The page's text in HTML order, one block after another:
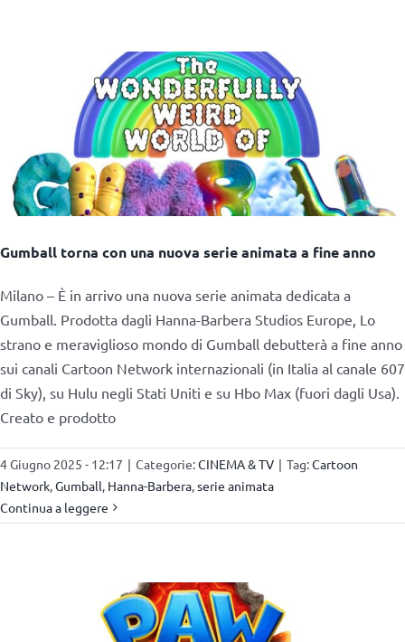
Gumball torna con una nuova serie animata a fine anno
Milano – È in arrivo una nuova serie animata dedicata a
Gumball. Prodotta dagli Hanna-Barbera Studios Europe, Lo
strano e meraviglioso mondo di Gumball debutterà a fine anno
sui canali Cartoon Network internazionali (in Italia al canale 607
di Sky), su Hulu negli Stati Uniti e su Hbo Max (fuori dagli Usa).
Creato e prodotto
4 Giugno 2025 - 12:17 | Categorie:CINEMA & TV | Tag:Cartoon
Network,Gumball, Hanna-Barbera,serie animata
Continua a leggere